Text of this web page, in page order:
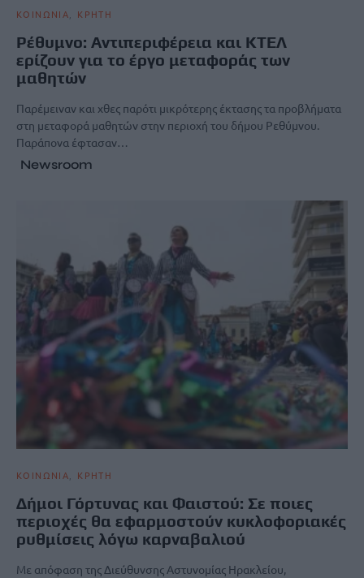
ΚΟΙΝΩΝΙΑ ΚΡΗΤΗ
Ρέθυμνο: Αντιπεριφέρεια και ΚΤΕΛ
ερίζουν για το έργο μεταφοράς των
μαθητών
Παρέμειναν και χθες παρότι μικρότερης έκτασης τα προβλήματα
στη μεταφορά μαθητών στην περιοχή του δήμου Ρεθύμνου.
Παράπονα έφτασαν…
Newsroom
ΚΟΙΝΩΝΙΑ ΚΡΗΤΗ
Δήμοι Γόρτυνας και Φαιστού: Σε ποιες
περιοχές θα εφαρμοστούν κυκλοφοριακές
ρυθμίσεις λόγω καρναβαλιού
Με απόφαση της Διεύθυνσης Αστυνομίας Ηρακλείου,